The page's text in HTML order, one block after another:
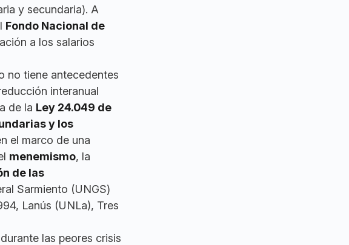
y secundaria). A
Fondo Nacional de
a los salarios
no tiene antecedentes
interanual
de la Ley 24.049 de
y los
el marco de una
menemismo, la
de las
Sarmiento (UNGS)
Lanús (UNLa), Tres
las peores crisis